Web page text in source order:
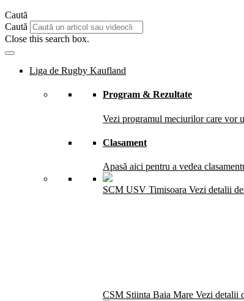
Caută
Caută
Close this search box.
Liga de Rugby Kaufland
Program & Rezultate
Vezi programul meciurilor care vor
Clasament
Apasă aici pentru a vedea
SCM USV Timisoara Vezi detalii
CSM Stiinta Baia Mare Vezi detalii